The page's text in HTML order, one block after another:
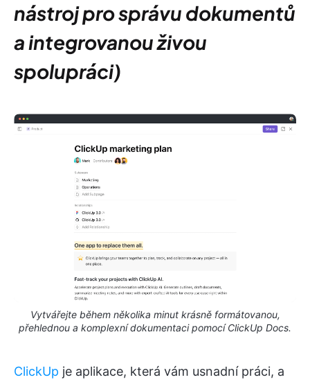
nástroj pro správu dokumentů
a integrovanou živou
spolupráci)
Vytvářejte během několika minut krásně formátovanou,
přehlednou a komplexní dokumentaci pomocí ClickUp Docs.
ClickUp je aplikace, která vám usnadní práci, a